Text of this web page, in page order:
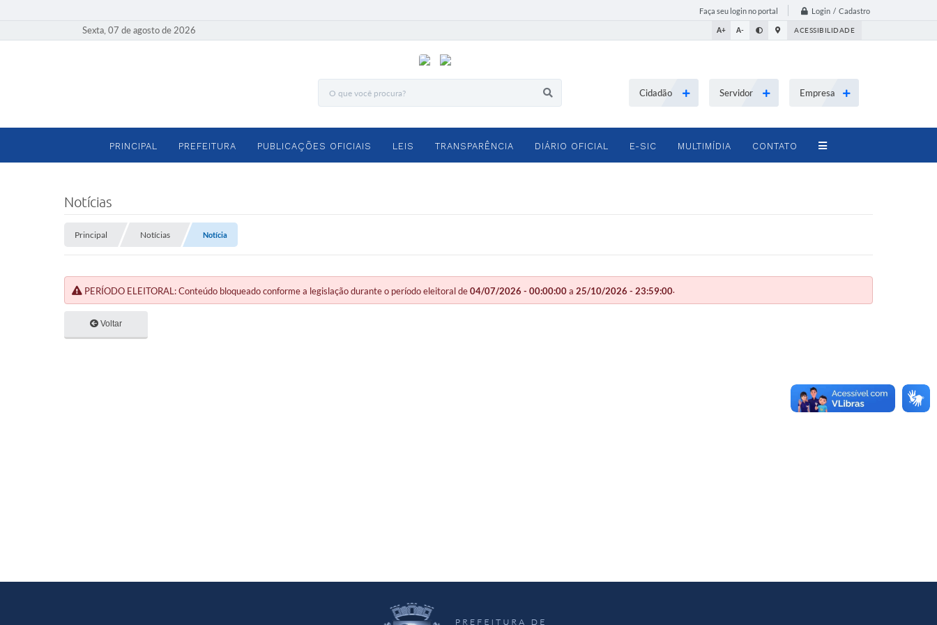
Faça seu login no portal Login / Cadastro
Sexta, 07 de agosto de 2026 A+ A- ACESSIBILIDADE
Cidadão Servidor Empresa
PRINCIPAL PREFEITURA PUBLICAÇÕES OFICIAIS LEIS TRANSPARÊNCIA DIÁRIO OFICIAL E-SIC MULTIMÍDIA CONTATO
Notícias
Principal Notícias Notícia
PERÍODO ELEITORAL: Conteúdo bloqueado conforme a legislação durante o período eleitoral de04/07/2026 - 00:00:00a 25/10/2026 - 23:59:00.
Voltar